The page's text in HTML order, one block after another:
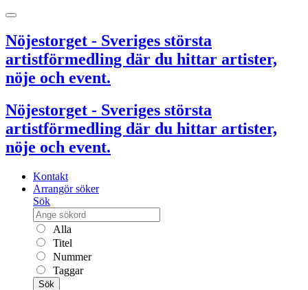
Nöjestorget - Sveriges största
artistförmedling där du hittar artister,
nöje och event.
Nöjestorget - Sveriges största
artistförmedling där du hittar artister,
nöje och event.
Kontakt
Arrangör söker
Sök
Alla
Titel
Nummer
Taggar
Sök